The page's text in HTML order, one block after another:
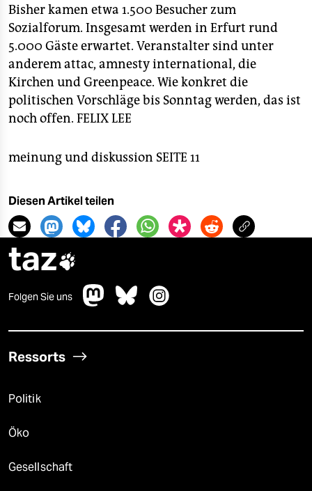
Bisher kamen etwa 1.500 Besucher zum
Sozialforum. Insgesamt werden in Erfurt rund
5.000 Gäste erwartet. Veranstalter sind unter
anderem attac, amnesty international, die
Kirchen und Greenpeace. Wie konkret die
politischen Vorschläge bis Sonntag werden, das ist
noch offen. FELIX LEE
meinung und diskussion SEITE 11
Diesen Artikel teilen
taz
Folgen Sie uns
Ressorts
Politik
Öko
Gesellschaft